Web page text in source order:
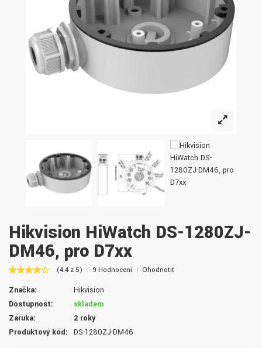
Hikvision HiWatch DS-1280ZJ-
DM46, pro D7xx
(4.4 z 5) 9 Hodnocení Ohodnotit
Značka:
Hikvision
Dostupnost:
skladem
Záruka:
2 roky
Produktový kód:
DS-1280ZJ-DM46